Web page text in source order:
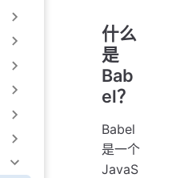
什么
是
Bab
el？
Babel
是一个
JavaS